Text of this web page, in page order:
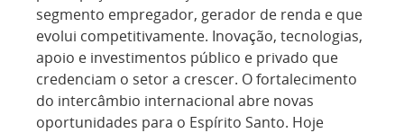
segmento empregador, gerador de renda e que
evolui competitivamente. Inovação, tecnologias,
apoio e investimentos público e privado que
credenciam o setor a crescer. O fortalecimento
do intercâmbio internacional abre novas
oportunidades para o Espírito Santo. Hoje